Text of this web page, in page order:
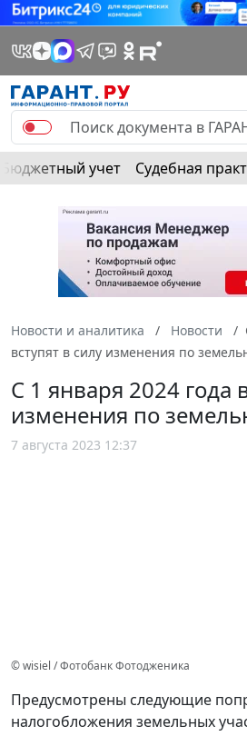
Бюджетный учет Судебная
Новости и аналитика Новости
вступят в силу изменения по
С 1 января 2024 года
изменения по
7 августа 2023 12:37
© wisiel / Фотобанк Фотодженика
Предусмотрены следующие
налогобложения земельных